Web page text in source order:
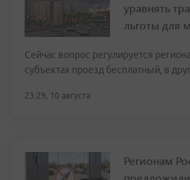
уравнять
льготы для
Сейчас вопрос регулируется
субъектах проезд бесплатный, в
23:29, 10 августа
Регионам